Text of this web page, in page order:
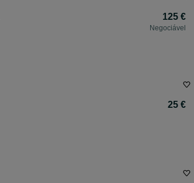
125 €
Negociável
25 €